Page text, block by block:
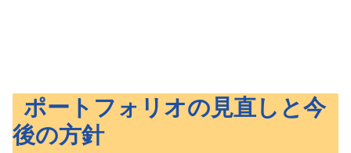
ポートフォリオの見直しと今
後の方針